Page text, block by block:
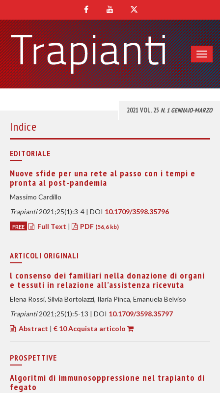
2021 VOL. 25 N. 1 GENNAIO-MARZO
Indice
EDITORIALE
Nuove sfide per una rete al passo con i tempi e
pronta al post-pandemia
Massimo Cardillo
Trapianti2021;25(1):3-4 | DOI 10.1709/3598.35796
FREE Full Text | PDF (56,6 kb)
ARTICOLI ORIGINALI
l consenso dei familiari nella donazione di organi
e tessuti in relazione all’assistenza ricevuta
Elena Rossi, Silvia Bortolazzi, Ilaria Pinca, Emanuela Belviso
Trapianti2021;25(1):5-13 | DOI 10.1709/3598.35797
Abstract | € 10 Acquista articolo
PROSPETTIVE
Algoritmi di immunosoppressione nel trapianto di
fegato